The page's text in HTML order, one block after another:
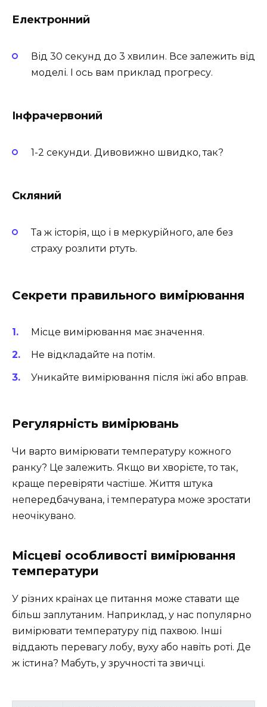
Електронний
Від 30 секунд до 3 хвилин. Все залежить від
моделі. І ось вам приклад прогресу.
Інфрачервоний
1-2 секунди. Дивовижно швидко, так?
Скляний
Та ж історія, що і в меркурійного, але без
страху розлити ртуть.
Секрети правильного вимірювання
Місце вимірювання має значення.
Не відкладайте на потім.
Уникайте вимірювання після їжі або вправ.
Регулярність вимірювань
Чи варто вимірювати температуру кожного
ранку? Це залежить. Якщо ви хворієте, то так,
краще перевіряти частіше. Життя штука
непередбачувана, і температура може зростати
неочікувано.
Місцеві особливості вимірювання
температури
У різних країнах це питання може ставати ще
більш заплутаним. Наприклад, у нас популярно
вимірювати температуру під пахвою. Інші
віддають перевагу лобу, вуху або навіть роті. Де
ж істина? Мабуть, у зручності та звичці.